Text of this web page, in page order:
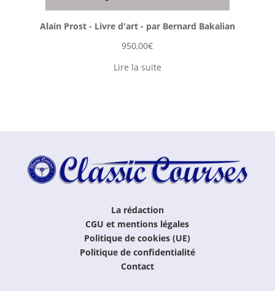
Alain Prost - Livre d'art - par Bernard Bakalian
950,00€
Lire la suite
La rédaction
CGU et mentions légales
Politique de cookies (UE)
Politique de confidentialité
Contact